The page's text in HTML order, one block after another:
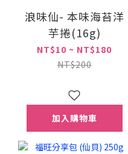
浪味仙- 本味海苔洋
芋捲(16g)
NT$10 ~ NT$180
NT$200
加入購物車